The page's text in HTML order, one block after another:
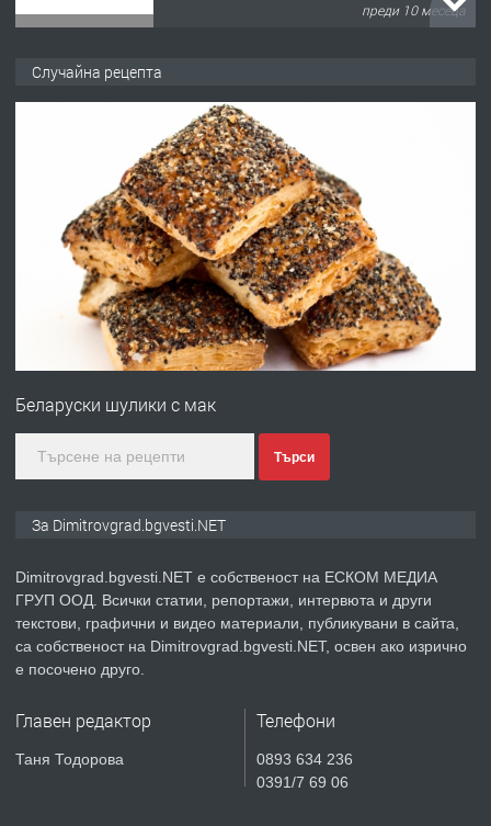
преди 10 месеца
Отпушване на канали тоалетни
вертикални щрангове
преди 11 месеца
Онлайн магазин за всички!
преди 2 месеца
ПРЕДЛАГА Къща в Странско
Случайна рецепта
Беларуски шулики с мак
Търси
За Dimitrovgrad.bgvesti.NET
Dimitrovgrad.bgvesti.NET е собственост на ЕСКОМ МЕДИА
ГРУП ООД. Всички статии, репортажи, интервюта и други
текстови, графични и видео материали, публикувани в сайта,
са собственост на Dimitrovgrad.bgvesti.NET, освен ако изрично
е посочено друго.
Главен редактор
Таня Тодорова
Телефони
0893 634 236
0391/7 69 06